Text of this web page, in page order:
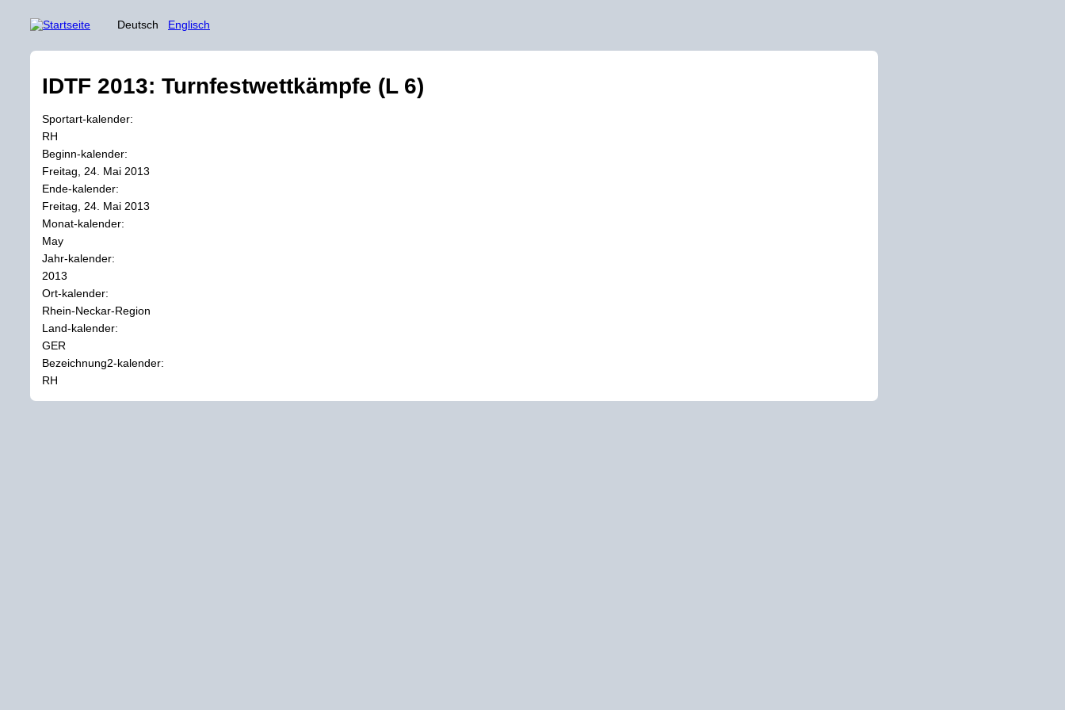
Deutsch Englisch
IDTF 2013: Turnfestwettkämpfe (L 6)
Sportart-kalender:
RH
Beginn-kalender:
Freitag, 24. Mai 2013
Ende-kalender:
Freitag, 24. Mai 2013
Monat-kalender:
May
Jahr-kalender:
2013
Ort-kalender:
Rhein-Neckar-Region
Land-kalender:
GER
Bezeichnung2-kalender:
RH